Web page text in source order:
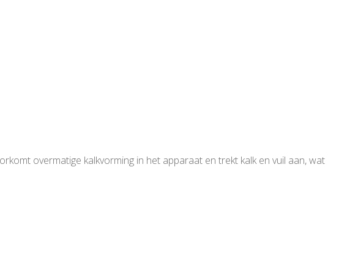
overmatige kalkvorming in het apparaat en trekt kalk en vuil aan, wat